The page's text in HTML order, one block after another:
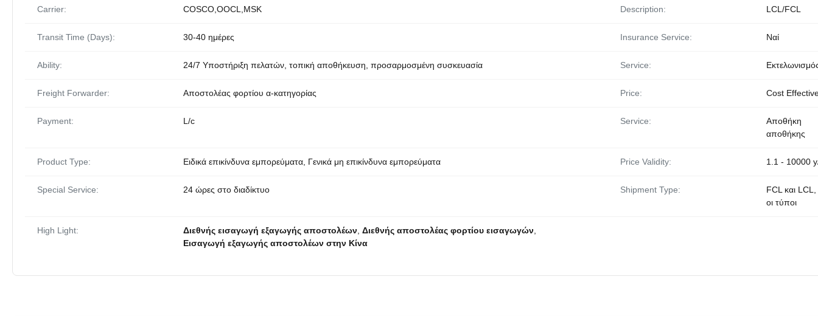
Carrier: COSCO,OOCL,MSK Description: LCL/FCL
Transit Time (Days): 30-40 ημέρες Insurance Service: Ναί
Ability: 24/7 Υποστήριξη πελατών, τοπική αποθήκευση, προσαρμοσμένη συσκευασία Service:
Freight Forwarder: Αποστολέας φορτίου α-κατηγορίας Price: Cost
Payment: L/c Service:
Αποθήκη
αποθήκης
Product Type: Ειδικά επικίνδυνα εμπορεύματα, Γενικά μη επικίνδυνα εμπορεύματα Price Validity: 1.1 - 10000
Special Service: 24 ώρες στο διαδίκτυο Shipment Type:
FCL και LCL,
οι τύποι
High Light: Διεθνής εισαγωγή εξαγωγής αποστολέων Διεθνής αποστολέας φορτίου εισαγωγών
Εισαγωγή εξαγωγής αποστολέων στην Κίνα